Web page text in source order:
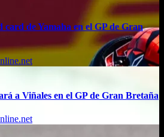
de Yamaha en el GP de Gran
a Viñales en el GP de Gran Bretaña